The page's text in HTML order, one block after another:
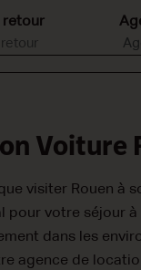
retour
Voiture
visiter Rouen à
pour votre séjour
dans les
agence de